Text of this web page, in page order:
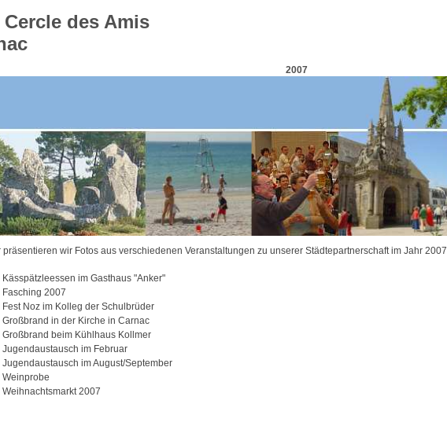
des Amis
2007
präsentieren wir Fotos aus verschiedenen Veranstaltungen zu unserer Städtepartnerschaft im Jahr 2007.
Kässpätzleessen im Gasthaus "Anker"
Fasching 2007
Fest Noz im Kolleg der Schulbrüder
Großbrand in der Kirche in Carnac
Großbrand beim Kühlhaus Kollmer
Jugendaustausch im Februar
Jugendaustausch im August/September
Weinprobe
Weihnachtsmarkt 2007